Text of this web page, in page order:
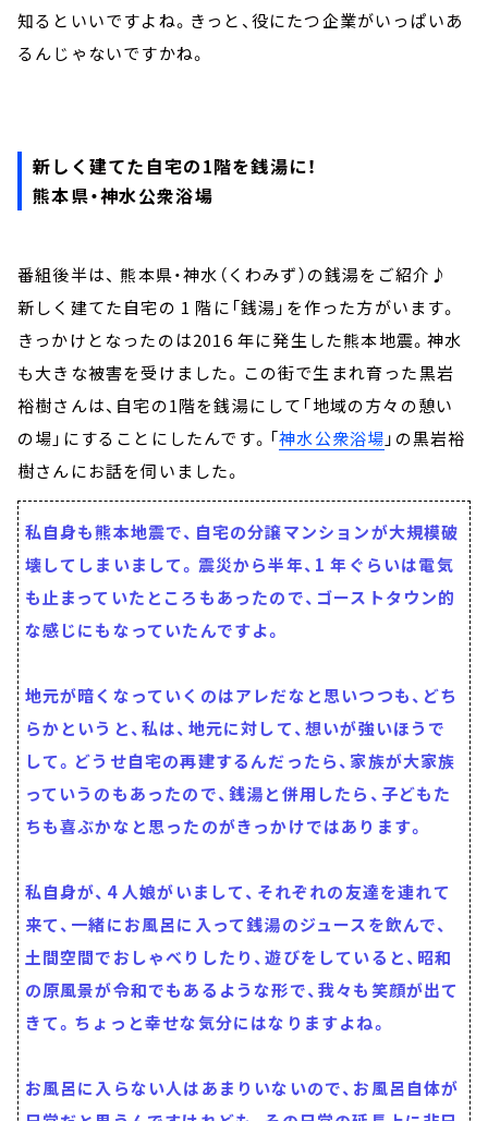
知るといいですよね。きっと、役にたつ企業がいっぱいあ
るんじゃないですかね。
新しく建てた自宅の1階を銭湯に！
熊本県・神水公衆浴場
番組後半は、 熊本県・神水（くわみず）の銭湯をご紹介♪
新しく建てた自宅の 1 階に「銭湯」を作った方がいます。
きっかけとなったのは2016 年に発生した熊本地震。神水
も大きな被害を受けました。この街で生まれ育った黒岩
裕樹さんは、自宅の1階を銭湯にして「地域の方々の憩い
の場」にすることにしたんです。「神水公衆浴場 」の黒岩裕
樹さんにお話を伺いました。
私自身も熊本地震で、自宅の分譲マンションが大規模破
壊してしまいまして。震災から半年、1 年ぐらいは電気
も止まっていたところもあったので、ゴーストタウン的
な感じにもなっていたんですよ。
地元が暗くなっていくのはアレだなと思いつつも、どち
らかというと、私は、地元に対して、想いが強いほうで
して。どうせ自宅の再建するんだったら、家族が大家族
っていうのもあったので、銭湯と併用したら、子どもた
ちも喜ぶかなと思ったのがきっかけではあります。
私自身が、4 人娘がいまして、それぞれの友達を連れて
来て、一緒にお風呂に入って銭湯のジュースを飲んで、
土間空間でおしゃべりしたり、遊びをしていると、昭和
の原風景が令和でもあるような形で、我々も笑顔が出て
きて。ちょっと幸せな気分にはなりますよね。
お風呂に入らない人はあまりいないので、お風呂自体が